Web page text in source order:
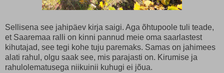
Sellisena see jahipäev kirja saigi. Aga õhtupoole tuli teade,
et Saaremaa ralli on kinni pannud meie oma saarlastest
kihutajad, see tegi kohe tuju paremaks. Samas on jahimees
alati rahul, olgu saak see, mis parajasti on. Kirumise ja
rahulolematusega niikuinii kuhugi ei jõua.